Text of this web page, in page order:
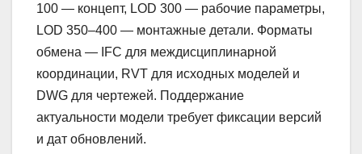
100 — концепт, LOD 300 — рабочие параметры,
LOD 350–400 — монтажные детали. Форматы
обмена — IFC для междисциплинарной
координации, RVT для исходных моделей и
DWG для чертежей. Поддержание
актуальности модели требует фиксации версий
и дат обновлений.